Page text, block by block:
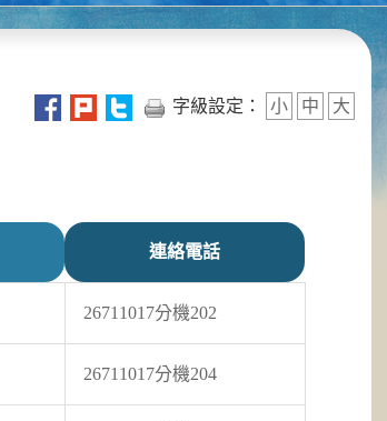
字級設定： 小 中 大
連絡電話
26711017分機202
26711017分機204